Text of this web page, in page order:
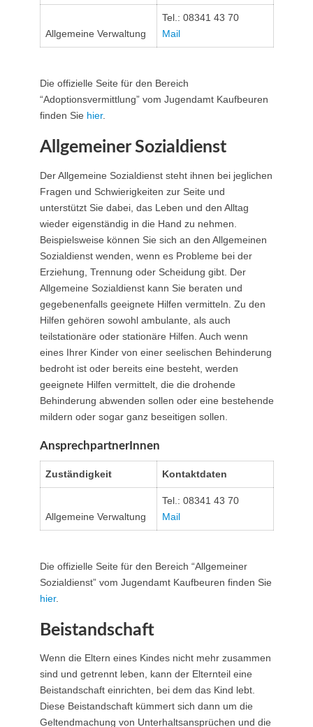
Allgemeine Verwaltung
Tel.: 08341 43 70
Mail
Die offizielle Seite für den Bereich
“Adoptionsvermittlung” vom Jugendamt Kaufbeuren
finden Sie hier.
Allgemeiner Sozialdienst
Der Allgemeine Sozialdienst steht ihnen bei jeglichen
Fragen und Schwierigkeiten zur Seite und
unterstützt Sie dabei, das Leben und den Alltag
wieder eigenständig in die Hand zu nehmen.
Beispielsweise können Sie sich an den Allgemeinen
Sozialdienst wenden, wenn es Probleme bei der
Erziehung, Trennung oder Scheidung gibt. Der
Allgemeine Sozialdienst kann Sie beraten und
gegebenenfalls geeignete Hilfen vermitteln. Zu den
Hilfen gehören sowohl ambulante, als auch
teilstationäre oder stationäre Hilfen. Auch wenn
eines Ihrer Kinder von einer seelischen Behinderung
bedroht ist oder bereits eine besteht, werden
geeignete Hilfen vermittelt, die die drohende
Behinderung abwenden sollen oder eine bestehende
mildern oder sogar ganz beseitigen sollen.
AnsprechpartnerInnen
Zuständigkeit Kontaktdaten
Allgemeine Verwaltung
Tel.: 08341 43 70
Mail
Die offizielle Seite für den Bereich “Allgemeiner
Sozialdienst” vom Jugendamt Kaufbeuren finden Sie
hier.
Beistandschaft
Wenn die Eltern eines Kindes nicht mehr zusammen
sind und getrennt leben, kann der Elternteil eine
Beistandschaft einrichten, bei dem das Kind lebt.
Diese Beistandschaft kümmert sich dann um die
Geltendmachung von Unterhaltsansprüchen und die